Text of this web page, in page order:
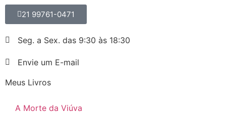
21 99761-0471
Seg. a Sex. das 9:30 às 18:30
Envie um E-mail
Meus Livros
A Morte da Viúva